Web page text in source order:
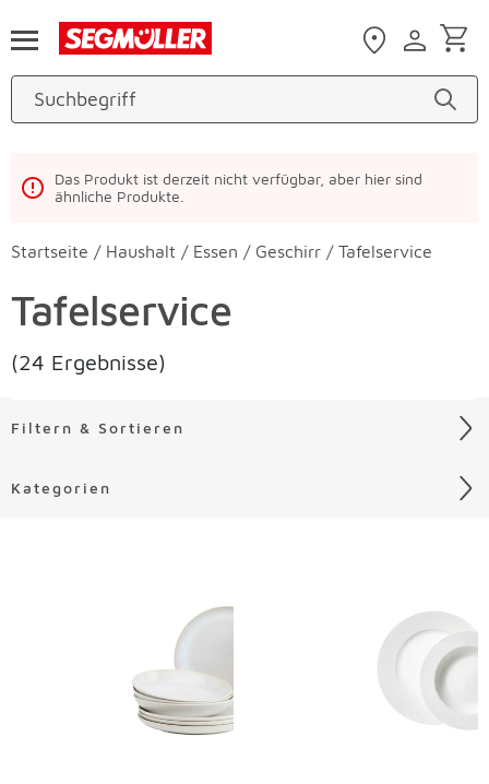
Das Produkt ist derzeit nicht verfügbar, aber hier sind
ähnliche Produkte.
Startseite / Haushalt / Essen / Geschirr / Tafelservice
Tafelservice
(24 Ergebnisse)
Filtern & Sortieren
Kategorien